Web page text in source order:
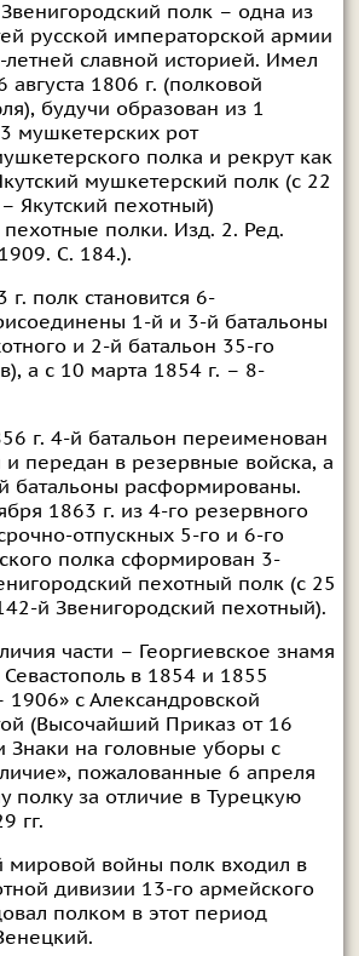
полк – одна из
русской императорской армии
славной историей. Имел
августа 1806 г. (полковой
будучи образован из 1
мушкетерских рот
полка и рекрут как
мушкетерский полк (с 22
Якутский пехотный)
пехотные полки. Изд. 2. Ред.
С. 184.).
г. полк становится 6-
1-й и 3-й батальоны
и 2-й батальон 35-го
а с 10 марта 1854 г. – 8-
г. 4-й батальон переименован
передан в резервные войска, а
батальоны расформированы.
1863 г. из 4-го резервного
отпускных 5-го и 6-го
полка сформирован 3-
пехотный полк (с 25
й Звенигородский пехотный).
части – Георгиевское знамя
в 1854 и 1855
1906» с Александровской
(Высочайший Приказ от 16
Знаки на головные уборы с
пожалованные 6 апреля
полку за отличие в Турецкую
гг.
мировой войны полк входил в
дивизии 13-го армейского
полком в этот период